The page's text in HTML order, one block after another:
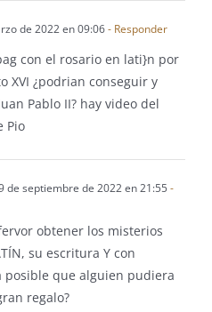
de 2022 en 09:06- Responder
con el rosario en lati}n por
XVI ¿podrian conseguir y
Pablo II? hay video del
Pio
de septiembre de 2022 en 21:55-
obtener los misterios
su escritura Y con
posible que alguien pudiera
regalo?